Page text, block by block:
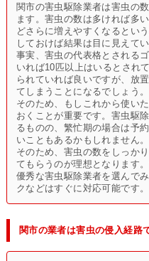
関市の害虫駆除業者は害虫の
ます。害虫の数は多ければ多
どさらに増えやすくなるとい
しておけば結果は目に見えてい
事実、害虫の代表格とされる
いれば10匹以上はいるとされ
られていれば良いですが、放
てしまうことになるでしょう。
そのため、もしこれから使い
おくことが重要です。害虫駆
るものの、繁忙期の場合は予
いこともあるかもしれません。
そのため、害虫の数をしっか
てもらうのが理想となります
優秀な害虫駆除業者を選んで
クなどはすぐに対応可能です。
関市の業者は害虫の侵入経路